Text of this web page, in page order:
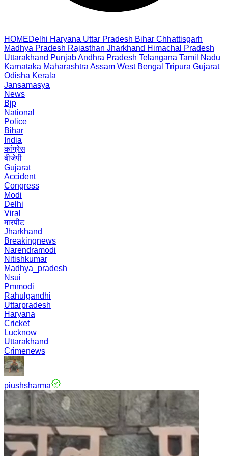
HOMEDelhi Haryana Uttar Pradesh Bihar Chhattisgarh
Madhya Pradesh Rajasthan Jharkhand Himachal Pradesh
Uttarakhand PunjabAndhra Pradesh Telangana Tamil Nadu
Karnataka Maharashtra Assam West Bengal Tripura Gujarat
Odisha Kerala
Jansamasya
News
Bjp
National
Police
Bihar
India
कांग्रेस
बीजेपी
Gujarat
Accident
Congress
Modi
Delhi
Viral
मारपीट
Jharkhand
Breakingnews
Narendramodi
Nitishkumar
Madhya_pradesh
Nsui
Pmmodi
Rahulgandhi
Uttarpradesh
Haryana
Cricket
Lucknow
Uttarakhand
Crimenews
piushsharma